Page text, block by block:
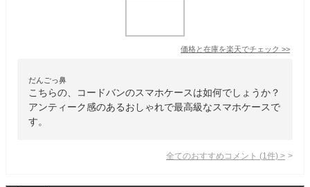
価格と在庫を楽天でチェック >>
だんごっ鼻
こちらの、コードバンのスマホケースは如何でしょうか？
アンティーク感のあるおしゃれで最高級なスマホケースで
す。
全てのおすすめコメント (1 件) >